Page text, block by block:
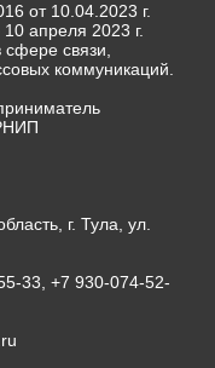
от 10.04.2023 г.
апреля 2023 г.
связи,
коммуникаций.
г. Тула, ул.
33, +7 930-074-52-